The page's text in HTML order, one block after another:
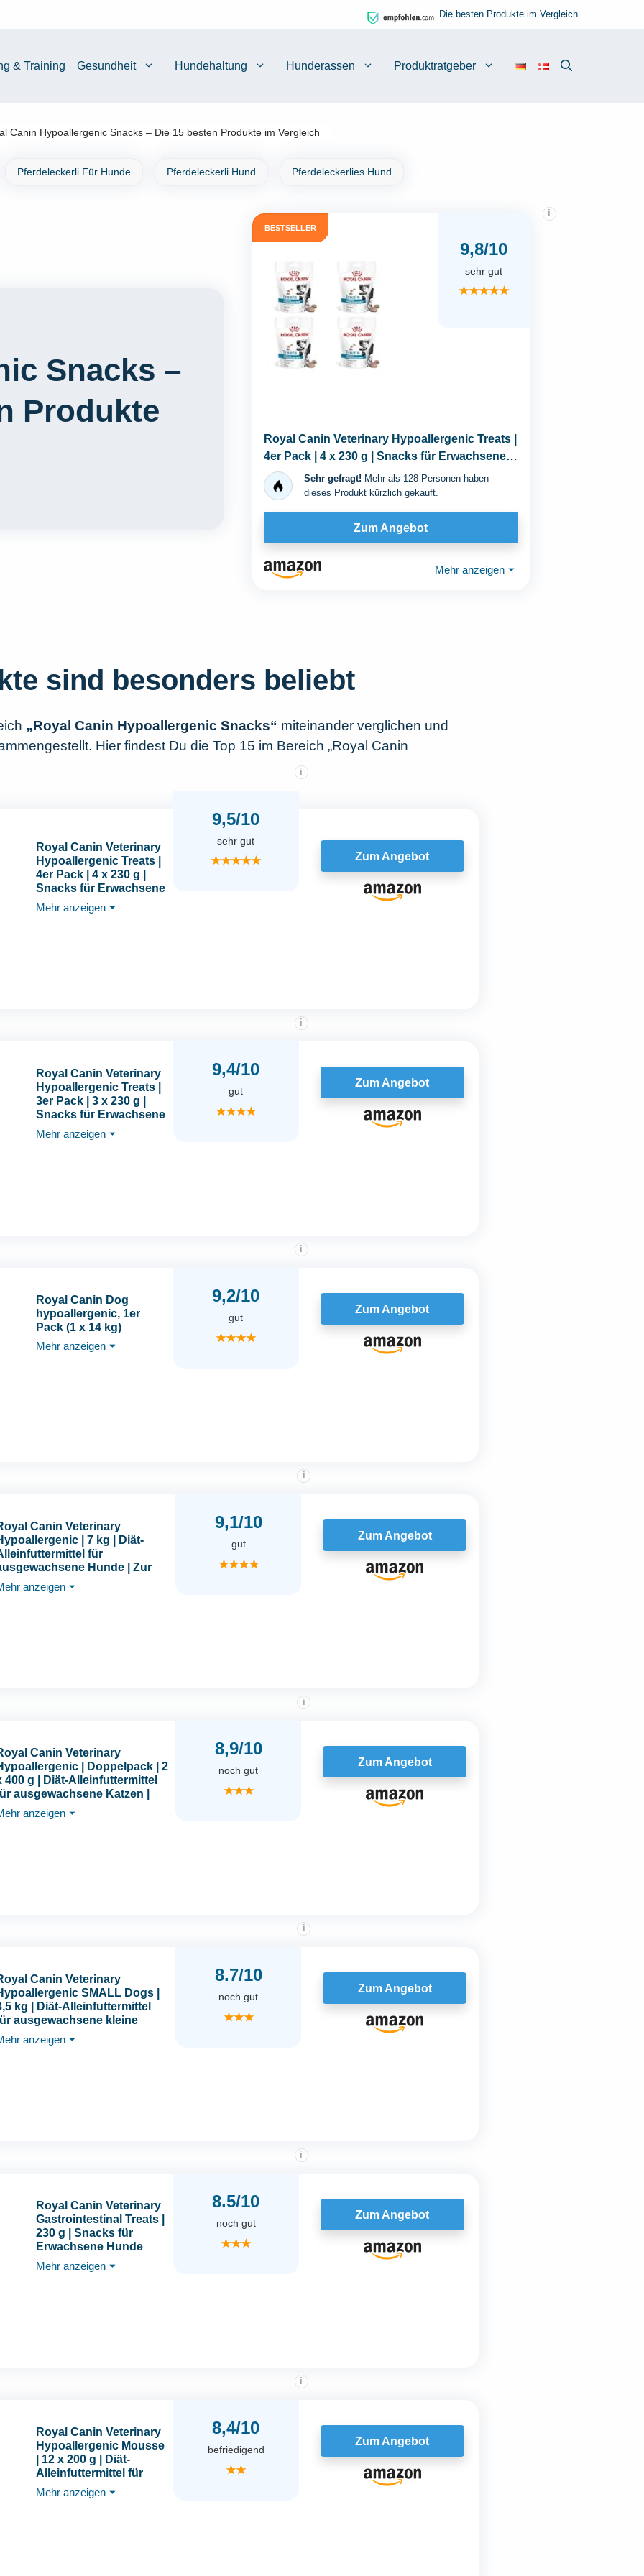
Die besten Produkte im Vergleich
& Training Gesundheit Hundehaltung Hunderassen Produktratgeber
Canin Hypoallergenic Snacks – Die 15 besten Produkte im Vergleich
Pferdeleckerli Für Hunde Pferdeleckerli Hund Pferdeleckerlies Hund
Snacks –
Produkte
BESTSELLER
9,8/10
i
sehr gut
★★★★★
Royal Canin Veterinary Hypoallergenic Treats |
4er Pack | 4 x 230 g | Snacks für Erwachsene
Hunde...Sehr gefragt! Mehr als 128 Personen haben
dieses Produkt kürzlich gekauft.
Zum Angebot
Mehr anzeigen ⏷
sind besonders beliebt
„Royal Canin Hypoallergenic Snacks“ miteinander verglichen und
Hier findest Du die Top 15 im Bereich „Royal Canin
Royal Canin Veterinary
Hypoallergenic Treats |
4er Pack | 4 x 230 g |
Snacks für Erwachsene
Hunde Aller Größen &
Rassen | Im
Mehr anzeigen ⏷
9,5/10
i
sehr gut
★★★★★ Zum Angebot
Royal Canin Veterinary
Hypoallergenic Treats |
3er Pack | 3 x 230 g |
Snacks für Erwachsene
Hunde Aller Größen &
Rassen | Im
Mehr anzeigen ⏷
9,4/10
i
gut
★★★★
Zum Angebot
Royal Canin Dog
hypoallergenic, 1er
Pack (1 x 14 kg)
Mehr anzeigen ⏷
9,2/10
i
gut
★★★★
Zum Angebot
Canin Veterinary
| 7 kg | Diät-
für
Hunde | Zur
von
und
anzeigen ⏷
9,1/10
i
gut
★★★★
Zum Angebot
Canin Veterinary
| Doppelpack | 2
400 g | Diät-Alleinfuttermittel
ausgewachsene Katzen |
Minderung von Allergien
anzeigen ⏷
8,9/10
i
noch gut
★★★
Zum Angebot
Canin Veterinary
SMALL Dogs |
kg | Diät-Alleinfuttermittel
ausgewachsene kleine
| Zur Minderung von
anzeigen ⏷
8.7/10
i
noch gut
★★★
Zum Angebot
Royal Canin Veterinary
Gastrointestinal Treats |
230 g | Snacks für
Erwachsene Hunde
Aller Größen & Rassen
| Im
Mehr anzeigen ⏷
8.5/10
i
noch gut
★★★
Zum Angebot
Royal Canin Veterinary
Hypoallergenic Mousse
| 12 x 200 g | Diät-
Alleinfuttermittel für
ausgewachsene Hunde
| Mit hydrolysiertem
Mehr anzeigen ⏷
8,4/10
i
befriedigend
★★
Zum Angebot